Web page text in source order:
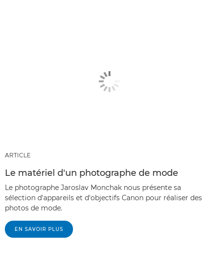
ARTICLE
Le matériel d'un photographe de mode
Le photographe Jaroslav Monchak nous présente sa
sélection d'appareils et d'objectifs Canon pour réaliser des
photos de mode.
EN SAVOIR PLUS